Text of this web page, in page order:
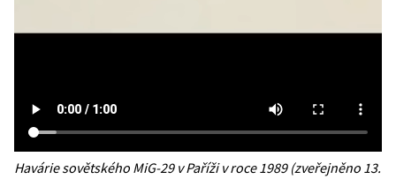
Havárie sovětského MiG-29 v Paříži v roce 1989 (zveřejněno 13.